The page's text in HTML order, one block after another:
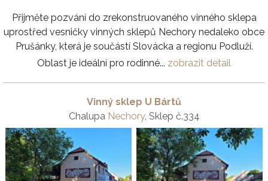
Přijměte pozvání do zrekonstruovaného vinného sklepa
uprostřed vesničky vinných sklepů Nechory nedaleko obce
Prušánky, která je součástí Slovácka a regionu Podluží.
Oblast je ideální pro rodinné... zobrazit detail
Vinný sklep U Bártů
Chalupa Nechory, Sklep č.334